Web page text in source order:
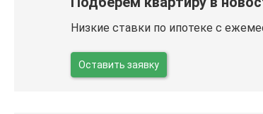
Низкие ставки по ипотеке с
Оставить заявку